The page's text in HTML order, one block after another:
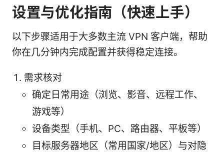
设置与优化指南（快速上手）
以下步骤适用于大多数主流 VPN 客户端，帮助
你在几分钟内完成配置并获得稳定连接。
需求核对
确定日常用途（浏览、影音、远程工作、
游戏等）
设备类型（手机、PC、路由器、平板等）
目标服务器地区（常用国家/地区）与对隐